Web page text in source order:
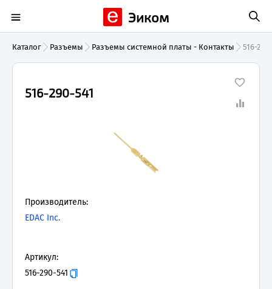
Эиком
Каталог Разъемы Разъемы системной платы - Контакты 516-
516-290-541
Производитель:
EDAC Inc.
Артикул:
516-290-541